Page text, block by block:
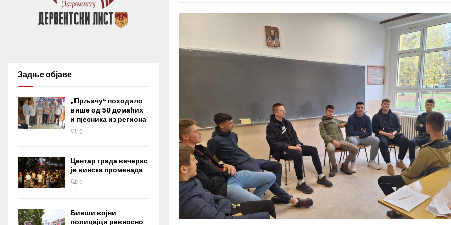
Задње објаве
„Прљачу“ походило
више од 50 домаћих
и пјесника из региона
0
Центар града вечерас
је винска променада
0
Бивши војни
полицајци ревносно